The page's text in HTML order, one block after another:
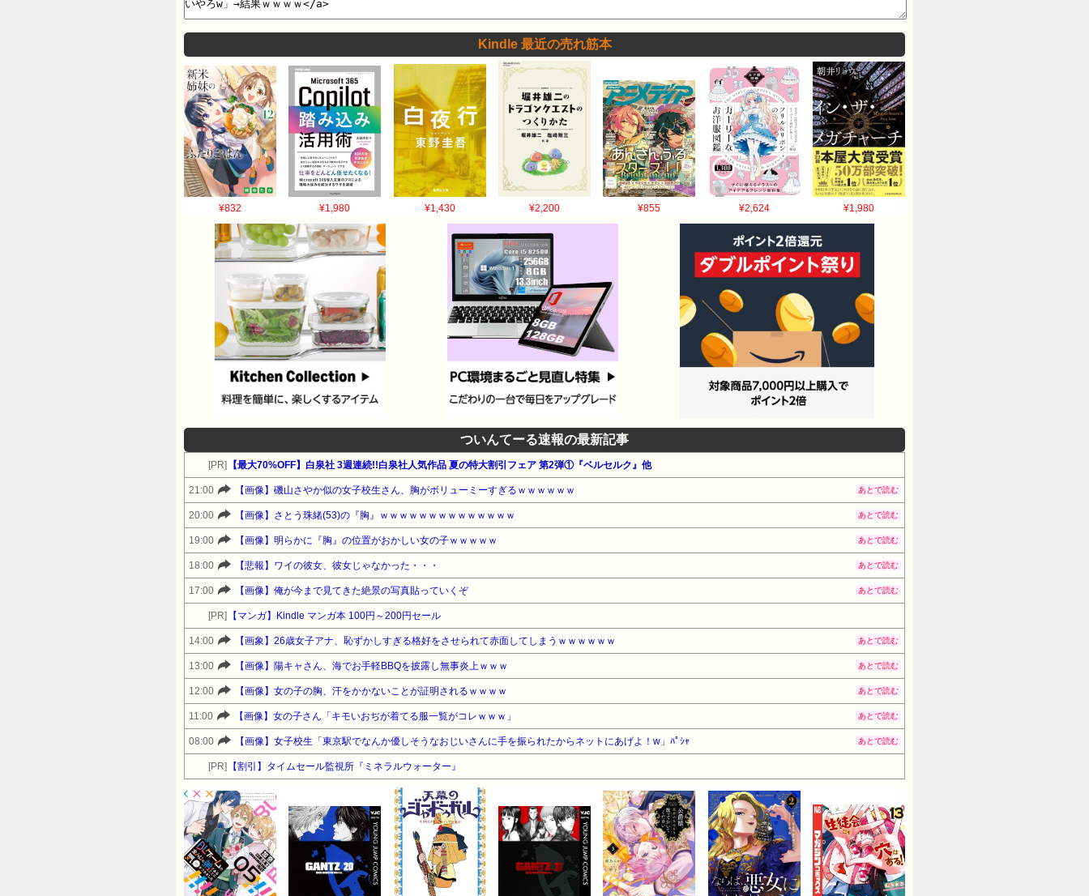
Kindle 最近の売れ筋本
¥832 ¥1,980 ¥1,430 ¥2,200 ¥855 ¥2,624 ¥1,980
ついんてーる速報の最新記事
[PR] 【最大70%OFF】白泉社 3週連続!!白泉社人気作品 夏の特大割引フェア 第2弾①『ベルセルク』他
21:00 【画像】磯山さやか似の女子校生さん、胸がボリューミーすぎるｗｗｗｗｗｗ あとで読む
20:00 【画像】さとう珠緒(53)の『胸』ｗｗｗｗｗｗｗｗｗｗｗｗｗｗ あとで読む
19:00 【画像】明らかに『胸』の位置がおかしい女の子ｗｗｗｗｗ あとで読む
18:00 【悲報】ワイの彼女、彼女じゃなかった・・・ あとで読む
17:00 【画像】俺が今まで見てきた絶景の写真貼っていくぞ あとで読む
[PR] 【マンガ】Kindle マンガ本 100円～200円セール
14:00 【画象】26歳女子アナ、恥ずかしすぎる格好をさせられて赤面してしまうｗｗｗｗｗｗ あとで読む
13:00 【画像】陽キャさん、海でお手軽BBQを披露し無事炎上ｗｗｗ あとで読む
12:00 【画像】女の子の胸、汗をかかないことが証明されるｗｗｗｗ あとで読む
11:00 【画像】女の子さん「キモいおぢが着てる服一覧がコレｗｗｗ」 あとで読む
08:00 【画像】女子校生「東京駅でなんか優しそうなおじいさんに手を振られたからネットにあげよ！w」ﾊﾟｼｬ あとで読む
[PR] 【割引】タイムセール監視所『ミネラルウォーター』